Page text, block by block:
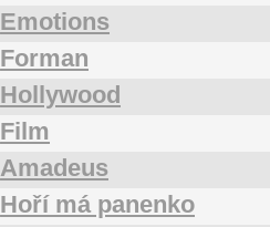
Emotions
Forman
Hollywood
Film
Amadeus
Hoří má panenko